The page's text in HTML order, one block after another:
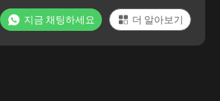
지금 채팅하세요 더 알아보기